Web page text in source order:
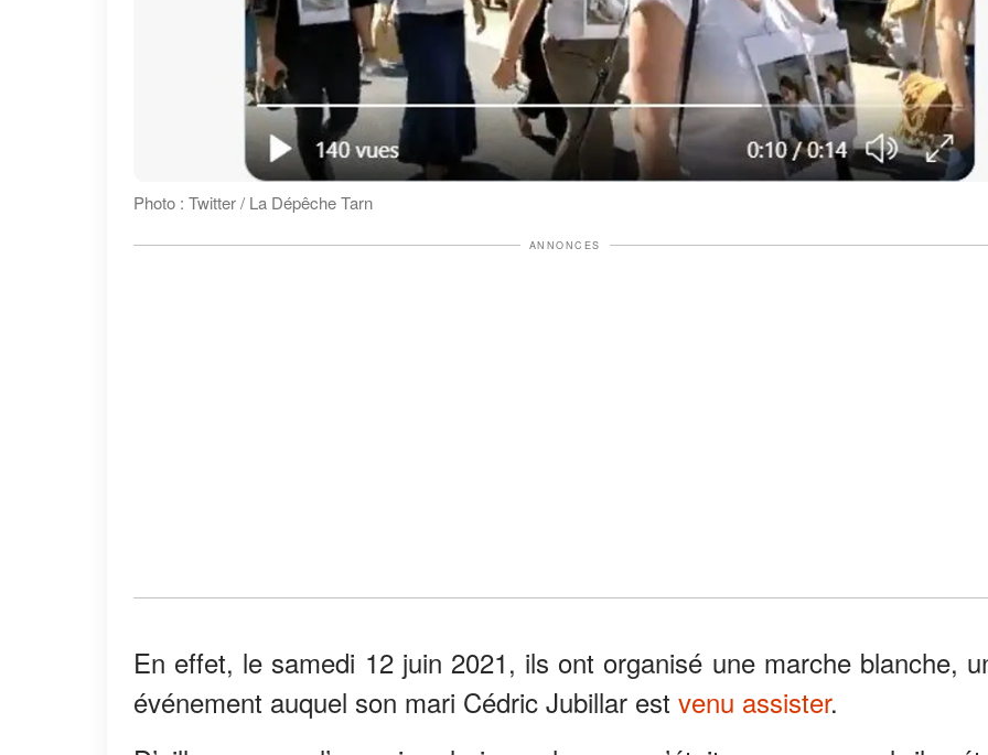
Photo : Twitter / La Dépêche Tarn
ANNONCES
En effet, le samedi 12 juin 2021, ils ont organisé une marche blanche,
événement auquel son mari Cédric Jubillar est venu assister.